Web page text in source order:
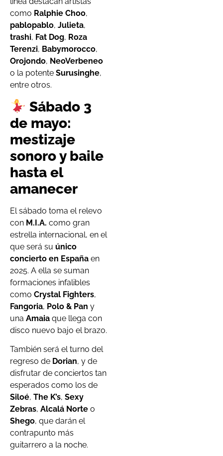
como Ralphie Choo,
pablopablo, Julieta,
trashi, Fat Dog, Roza
Terenzi, Babymorocco,
Orojondo, NeoVerbeneo
o la potente Surusinghe,
entre otros.
Sábado 3
de mayo:
mestizaje
sonoro y baile
hasta el
amanecer
El sábado toma el relevo
con M.I.A. como gran
estrella internacional, en el
que será su único
concierto en España en
2025. A ella se suman
formaciones infalibles
como Crystal Fighters,
Fangoria, Polo & Pan y
una Amaia que llega con
disco nuevo bajo el brazo.
También será el turno del
regreso de Dorian, y de
disfrutar de conciertos tan
esperados como los de
Siloé, The K’s, Sexy
Zebras, Alcalá Norte o
Shego, que darán el
contrapunto más
guitarrero a la noche.